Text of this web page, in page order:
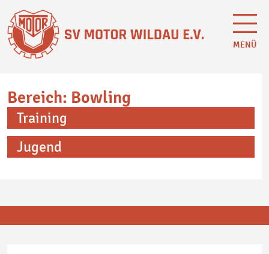
MENÜ
Bereich: Bowling
Training
Jugend